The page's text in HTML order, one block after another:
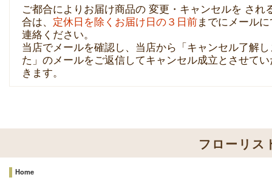
ご都合によりお届け商品の 変更・キャンセルを され
合は、 定休日を除くお届け日の３日前までにメール
連絡ください。
当店でメールを確認し、当店から「キャンセル了解
た」のメールをご返信してキャンセル成立とさせて
きます。
フローリス
Home